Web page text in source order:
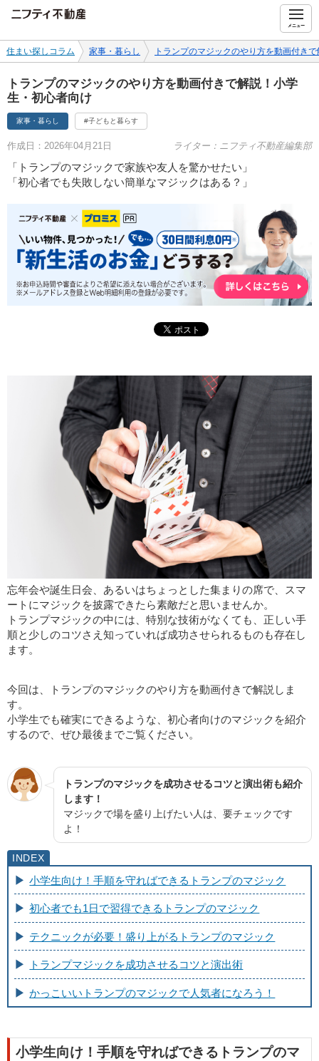
メニュー
住まい探しコラム 家事・暮らし トランプのマジックのやり方を動画付き
トランプのマジックのやり方を動画付きで解説！小学
生・初心者向け
家事・暮らし #子どもと暮らす
作成日：2026年04月21日 ライター：ニフティ不動産編集部
「トランプのマジックで家族や友人を驚かせたい」
「初心者でも失敗しない簡単なマジックはある？」
忘年会や誕生日会、あるいはちょっとした集まりの席で、スマ
ートにマジックを披露できたら素敵だと思いませんか。
トランプマジックの中には、特別な技術がなくても、正しい手
順と少しのコツさえ知っていれば成功させられるものも存在し
ます。
今回は、トランプのマジックのやり方を動画付きで解説しま
す。
小学生でも確実にできるような、初心者向けのマジックを紹介
するので、ぜひ最後までご覧ください。
トランプのマジックを成功させるコツと演出術も紹介
します！
マジックで場を盛り上げたい人は、要チェックです
よ！
小学生向け！手順を守ればできるトランプのマジック
初心者でも1日で習得できるトランプのマジック
テクニックが必要！盛り上がるトランプのマジック
トランプマジックを成功させるコツと演出術
かっこいいトランプのマジックで人気者になろう！
小学生向け！手順を守ればできるトランプのマ